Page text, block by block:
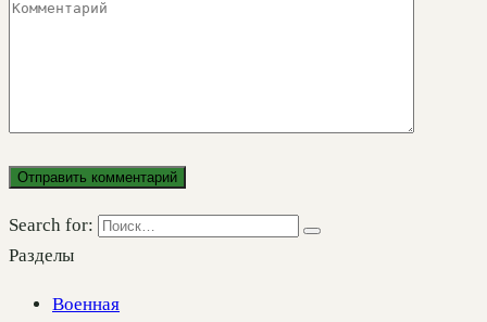
Search for:
Разделы
Военная